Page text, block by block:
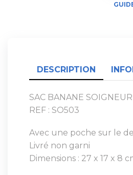
DESCRIPTION
SAC BANANE SOIGNEUR
REF : SO503
Avec une poche sur le
Livré non garni
Dimensions : 27 x 17 x 8